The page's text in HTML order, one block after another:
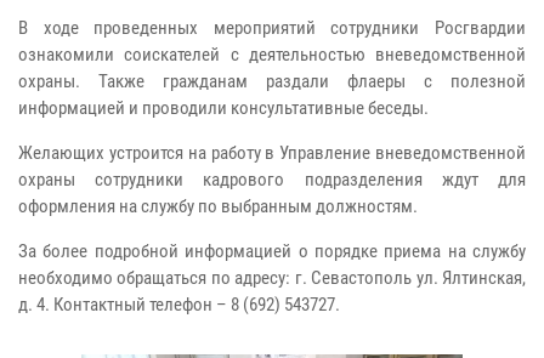
В ходе проведенных мероприятий сотрудники Росгвардии
ознакомили соискателей с деятельностью вневедомственной
охраны. Также гражданам раздали флаеры с полезной
информацией и проводили консультативные беседы.
Желающих устроится на работу в Управление вневедомственной
охраны сотрудники кадрового подразделения ждут для
оформления на службу по выбранным должностям.
За более подробной информацией о порядке приема на службу
необходимо обращаться по адресу: г. Севастополь ул. Ялтинская,
д. 4. Контактный телефон – 8 (692) 543727.